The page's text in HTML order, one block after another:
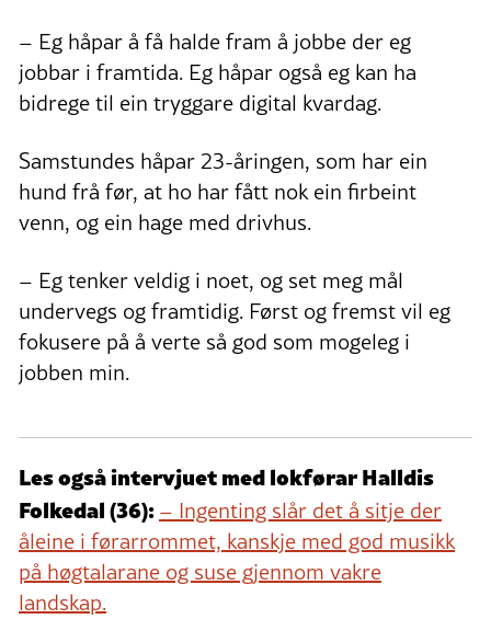
– Eg håpar å få halde fram å jobbe der eg
jobbar i framtida. Eg håpar også eg kan ha
bidrege til ein tryggare digital kvardag.
Samstundes håpar 23-åringen, som har ein
hund frå før, at ho har fått nok ein firbeint
venn, og ein hage med drivhus.
– Eg tenker veldig i noet, og set meg mål
undervegs og framtidig. Først og fremst vil eg
fokusere på å verte så god som mogeleg i
jobben min.
Les også intervjuet med lokførar Halldis
Folkedal (36):– Ingenting slår det å sitje der
åleine i førarrommet, kanskje med god musikk
på høgtalarane og suse gjennom vakre
landskap.